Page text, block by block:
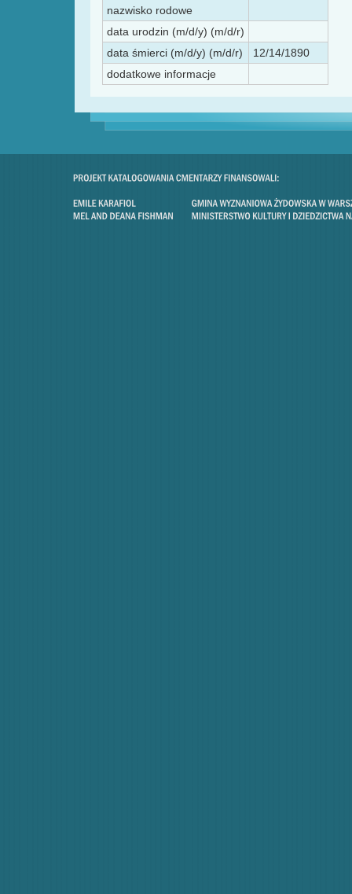
nazwisko rodowe
data urodzin (m/d/y) (m/d/r)
data śmierci (m/d/y) (m/d/r)
12/14/1890
dodatkowe informacje